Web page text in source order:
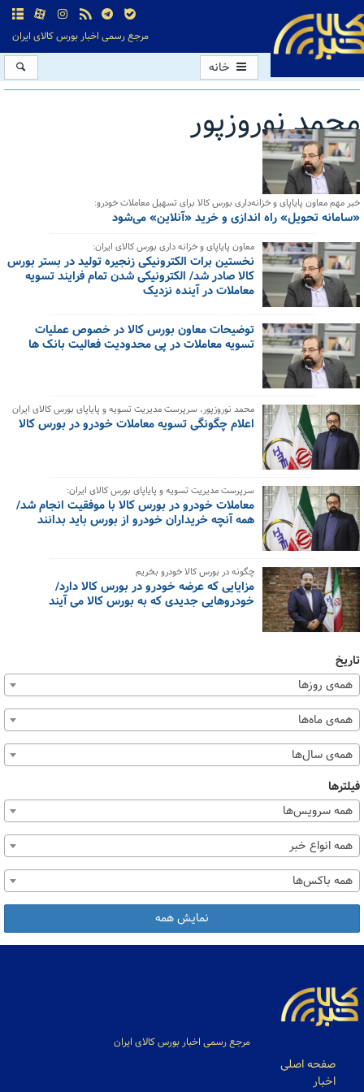
مرجع رسمی اخبار بورس کالای ایران
خانه
محمد نوروزپور
کل اخبار:6
خبر مهم معاون پایاپای و خزانه‌داری بورس کالا برای تسهیل معاملات خودرو:
«سامانه تحویل» راه اندازی و خرید «آنلاین» می‌شود
معاون پایاپای و خزانه داری بورس کالای ایران:
نخستین برات الکترونیکی زنجیره تولید در بستر بورس
کالا صادر شد/ الکترونیکی شدن تمام فرایند تسویه
معاملات در آینده نزدیک
توضیحات معاون بورس کالا در خصوص عملیات
تسویه معاملات در پی محدودیت فعالیت بانک ها
محمد نوروزپور، سرپرست مدیریت تسویه و پایاپای بورس کالای ایران
اعلام چگونگی تسویه معاملات خودرو در بورس کالا
سرپرست مدیریت تسویه و پایاپای بورس کالای ایران:
معاملات خودرو در بورس کالا با موفقیت انجام شد/
همه آنچه خریداران خودرو از بورس باید بدانند
چگونه در بورس کالا خودرو بخریم
مزایایی که عرضه خودرو در بورس کالا دارد/
خودروهایی جدیدی که به بورس کالا می آیند
تاریخ
همه‌ی روزها
همه‌ی ماه‌ها
همه‌ی سال‌ها
فیلترها
همه سرویس‌ها
همه انواع خبر
همه باکس‌ها
نمایش همه
مرجع رسمی اخبار بورس کالای ایران
صفحه اصلی
اخبار